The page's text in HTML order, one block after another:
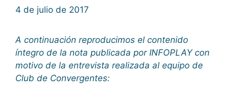
4 de julio de 2017
A continuación reproducimos el contenido
íntegro de la nota publicada por INFOPLAY con
motivo de la entrevista realizada al equipo de
Club de Convergentes: